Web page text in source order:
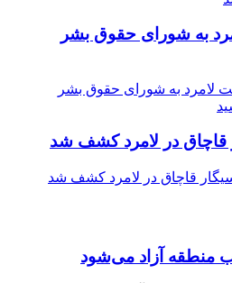
به شورای حقوق بشر
منطقه آزاد می‌شود